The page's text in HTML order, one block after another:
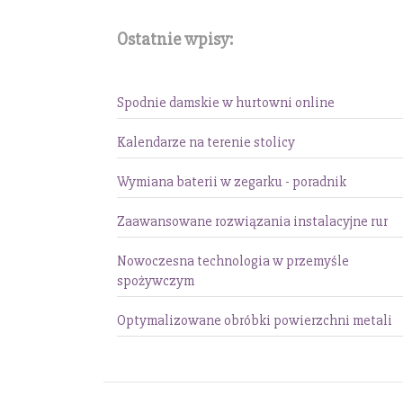
Ostatnie wpisy:
Spodnie damskie w hurtowni online
Kalendarze na terenie stolicy
Wymiana baterii w zegarku - poradnik
Zaawansowane rozwiązania instalacyjne rur
Nowoczesna technologia w przemyśle
spożywczym
Optymalizowane obróbki powierzchni metali